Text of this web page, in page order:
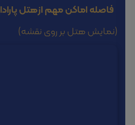
فاصله اماکن مهم ازهتل
(نمایش هتل بر روی نقشه)